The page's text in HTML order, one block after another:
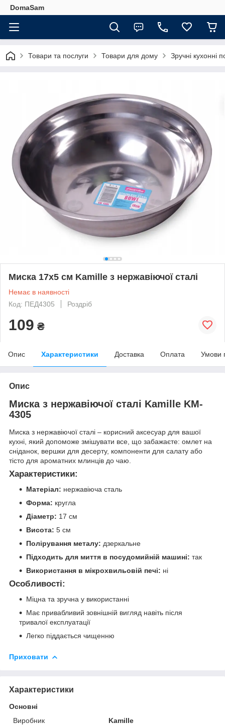
DomaSam
Товари та послуги Товари для дому Зручні кухонні
Миска 17х5 см Kamille з нержавіючої сталі
Немає в наявності
Код: ПЕД4305
Роздріб
109 ₴
Опис Характеристики Доставка Оплата Умови
Опис
Миска з нержавіючої сталі Kamille KM-
4305
Миска з нержавіючої сталі – корисний аксесуар для вашої
кухні, який допоможе змішувати все, що забажаєте: омлет на
сніданок, вершки для десерту, компоненти для салату або
тісто для ароматних млинців до чаю.
Характеристики:
Матеріал: нержавіюча сталь
Форма: кругла
Діаметр: 17 см
Висота: 5 см
Полірування металу: дзеркальне
Підходить для миття в посудомийній машині: так
Використання в мікрохвильовій печі: ні
Особливості:
Міцна та зручна у використанні
Має привабливий зовнішній вигляд навіть після
тривалої експлуатації
Легко піддається чищенню
Приховати
Характеристики
Основні
Виробник
Kamille